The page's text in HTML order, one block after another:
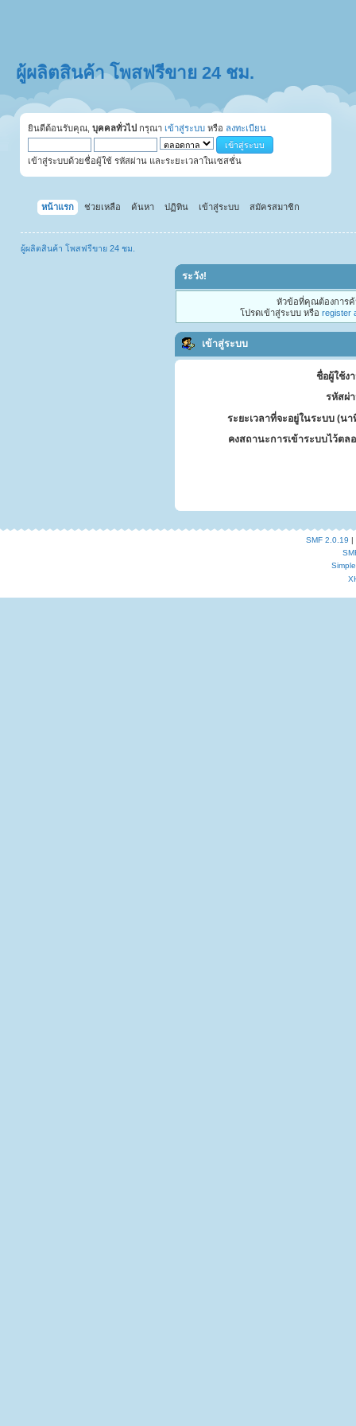
ผู้ผลิตสินค้า โพสฟรีขาย 24 ชม.
ยินดีต้อนรับคุณ, บุคคลทั่วไป กรุณา เข้าสู่ระบบ หรือ ลงทะเบียน
เข้าสู่ระบบด้วยชื่อผู้ใช้ รหัสผ่าน และระยะเวลาในเซสชั่น
หน้าแรก ช่วยเหลือ ค้นหา ปฏิทิน เข้าสู่ระบบ สมัครสมาชิก
ผู้ผลิตสินค้า โพสฟรีขาย 24 ชม.
ระวัง!
หัวข้อที่คุณต้องการ
โปรดเข้าสู่ระบบ หรือ register
เข้าสู่ระบบ
ชื่อผู้ใช้ง
รหัสผ่
ระยะเวลาที่จะอยู่ในระบบ (นา
คงสถานะการเข้าระบบไว้ตล
SMF 2.0.19 |